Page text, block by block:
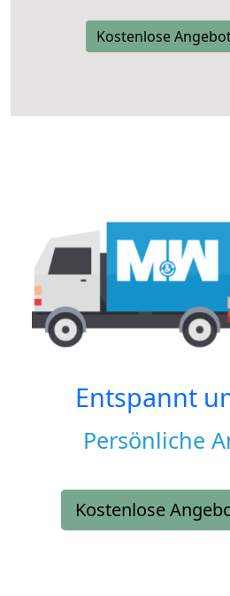
Kostenlose
Entspannt
Persönliche
Kostenlose